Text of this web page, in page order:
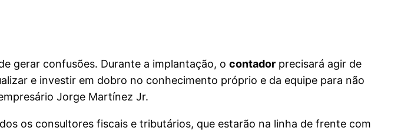
gerar confusões. Durante a implantação, o contador precisará agir de
e investir em dobro no conhecimento próprio e da equipe para não
Jorge Martínez Jr.
os consultores fiscais e tributários, que estarão na linha de frente com